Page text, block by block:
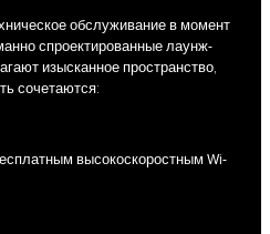
обслуживание в момент
спроектированные лаунж-
изысканное пространство,
сочетаются:
высокоскоростным Wi-